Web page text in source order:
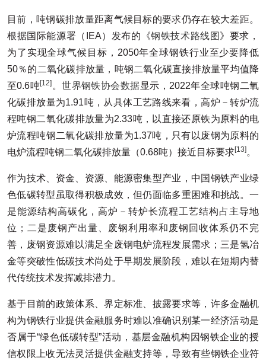
目前，吨钢碳排放量距离气候目标的要求仍存在较大差距。
根据国际能源署（IEA）发布的《钢铁技术路线图 》要求，
为了实现全球气候目标，2050年全球钢铁行业至少要降低
50％的二氧化碳排放量，吨钢二氧化碳直接排放量平均值降
至0.6吨[12] 。世界钢铁协会数据显示，2022年全球吨钢二氧
化碳排放量为1.91吨，从具体工艺路线来看，高炉－转炉流
程吨钢二氧化碳排放量为2.33吨，以直接还原铁为原料的电
炉流程吨钢二氧化碳排放量为1.37吨，只有以废钢为原料的
电炉流程吨钢二氧化碳排放量（0.68吨）接近目标要求[13]。
作为技术、资金、资源、能源密集型产业，中国钢铁产业绿
色低碳转型虽取得积极成效，但仍面临多重困难和挑战。一
是能源结构高碳化，高炉－转炉长流程工艺结构占主导地
位；二是废钢产出量、废钢利用率和废钢回收体系仍不完
善，废钢资源难以满足全废钢电炉流程发展需求；三是氢冶
金等突破性低碳技术尚处于早期发展阶段，难以在短期内替
代传统技术发挥减排潜力。
基于目前的政策体系、界定标准、披露要求等，许多金融机
构为钢铁行业提供金融服务时难以准确识别某一经济活动是
否属于“绿色低碳转型”活动，基层金融机构因钢铁企业的授
信权限上收无法灵活提供金融支持等，导致有些钢铁企业符